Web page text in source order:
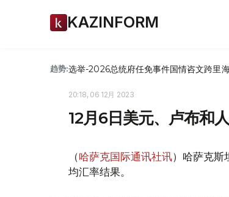
KAZINFORM
趋势:选举-2026总统府任免事件国情咨文跨里
20:18, 06 12月 2023
12月6日美元、卢布和
（哈萨克国际通讯社讯）哈萨克斯
均汇率结果。